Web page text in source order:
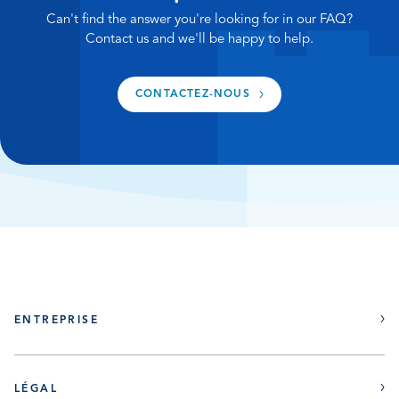
inactif durant une période prolongée (trois
semaines ou plus), nous vous conseillons d’effectuer
pour votre absence prolongée.
Can't find the answer you're looking for in our FAQ?
Contact us and we'll be happy to help.
CONTACTEZ-NOUS
ENTREPRISE
LÉGAL